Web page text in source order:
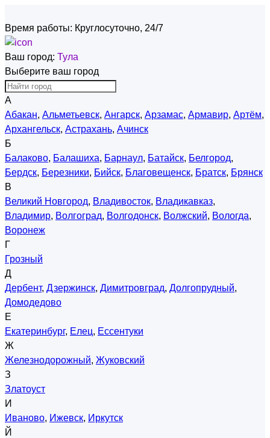
Время работы: Круглосуточно, 24/7
Ваш город: Тула
Выберите ваш город
А
Абакан, Альметьевск, Ангарск, Арзамас, Армавир, Артём,
Архангельск, Астрахань, Ачинск
Б
Балаково, Балашиха, Барнаул, Батайск, Белгород,
Бердск, Березники, Бийск, Благовещенск, Братск, Брянск
В
Великий Новгород, Владивосток, Владикавказ,
Владимир, Волгоград, Волгодонск, Волжский, Вологда,
Воронеж
Г
Грозный
Д
Дербент, Дзержинск, Димитровград, Долгопрудный,
Домодедово
Е
Екатеринбург, Елец, Ессентуки
Ж
Железнодорожный, Жуковский
З
Златоуст
И
Иваново, Ижевск, Иркутск
Й